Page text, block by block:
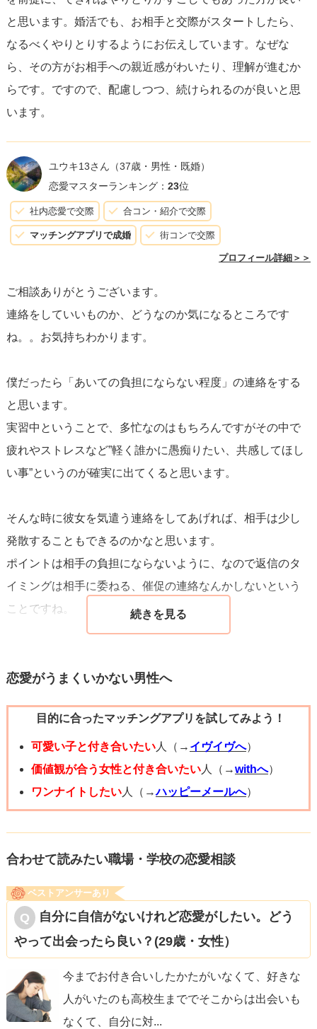
もし彼女との距離感がつかめない場合や、不安がある時に
は、共通の友人がいたら、その友人を通じて探りを入れて
みるのも一つの手です。友人から得られる情報は、彼女の
気持ちを理解するのに役立つかもしれません。
最後に、よりを戻したいという気持ちは大切にしつつも、
無理に急がず彼女の気持ちや状況を尊重しながら進めてい
くことが、良い結果を導くでしょう。頑張ってください、
応援しています！
と思います。婚活でも、お相手と交際がスタートしたら、
なるべくやりとりするようにお伝えしています。なぜな
ら、その方がお相手への親近感がわいたり、理解が進むか
らです。ですので、配慮しつつ、続けられるのが良いと思
います。
ユウキ13さん （37歳・男性・既婚）
恋愛マスターランキング： 23位
社内恋愛で交際 合コン・紹介で交際
マッチングアプリで成婚 街コンで交際
プロフィール詳細＞＞
ご相談ありがとうございます。
連絡をしていいものか、どうなのか気になるところです
ね。。お気持ちわかります。
僕だったら「あいての負担にならない程度」の連絡をする
と思います。
実習中ということで、多忙なのはもちろんですがその中で
疲れやストレスなど”軽く誰かに愚痴りたい、共感してほし
い事”というのが確実に出てくると思います。
そんな時に彼女を気遣う連絡をしてあげれば、相手は少し
発散することもできるのかなと思います。
ポイントは相手の負担にならないように、なので返信のタ
イミングは相手に委ねる、催促の連絡なんかしないという
ことですね。
に”少し良いお店”をやんわり匂わすことができれば実習がん
やり過ぎは嫌われてしまう恐れがありますので、全てやん
わりくらいの感覚（思考と実行）でちょうどいいのかなと
いう印象です。
応援しています。がんばってください。
恋愛がうまくいかない男性へ
目的に合ったマッチングアプリを試してみよう！
可愛い子と付き合いたい人（→ イヴイヴへ）
価値観が合う女性と付き合いたい人（→withへ）
ワンナイトしたい人（→ハッピーメールへ）
合わせて読みたい職場・学校の恋愛相談
ベストアンサーあり
自分に自信がないけれど恋愛がしたい。どう
やって出会ったら良い？(29歳・女性）
今までお付き合いしたかたがいなくて、好きな
人がいたのも高校生まででそこからは出会いも
なくて、自分に対...